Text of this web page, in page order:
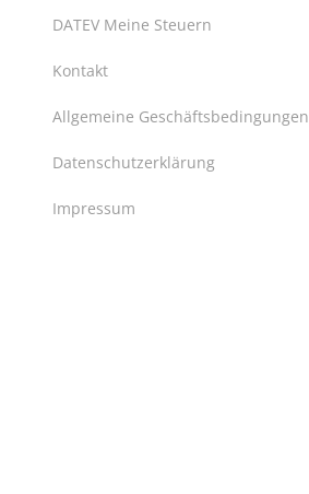
DATEV Meine Steuern
Kontakt
Allgemeine Geschäftsbedingungen
Datenschutzerklärung
Impressum